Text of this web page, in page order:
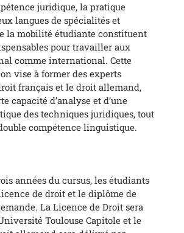
juridique, la pratique
langues de spécialités et
la mobilité étudiante constituent
pour travailler aux
comme international. Cette
vise à former des experts
français et le droit allemand,
capacité d’analyse et d’une
des techniques juridiques, tout
compétence linguistique.
années du cursus, les étudiants
de droit et le diplôme de
La Licence de Droit sera
Toulouse Capitole et le